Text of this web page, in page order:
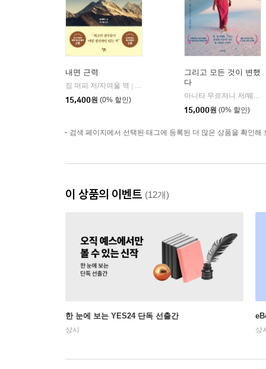
내면 근력
짐 머피 저/지여울 역 |
15,400원 (0% 할인)
그리고 모든 것이 변했
다
15,000원 (0% 할인)
검색 페이지에서 선택된 태그에 등록된 더 많은 상품을 확인해
이 상품의 이벤트 (12개)
한 눈에 보는 YES24 단독 선출간
상시 상